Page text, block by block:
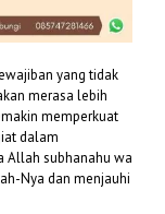
yang tidak
merasa lebih
memperkuat
dalam
Allah subhanahu wa
Nya dan menjauhi